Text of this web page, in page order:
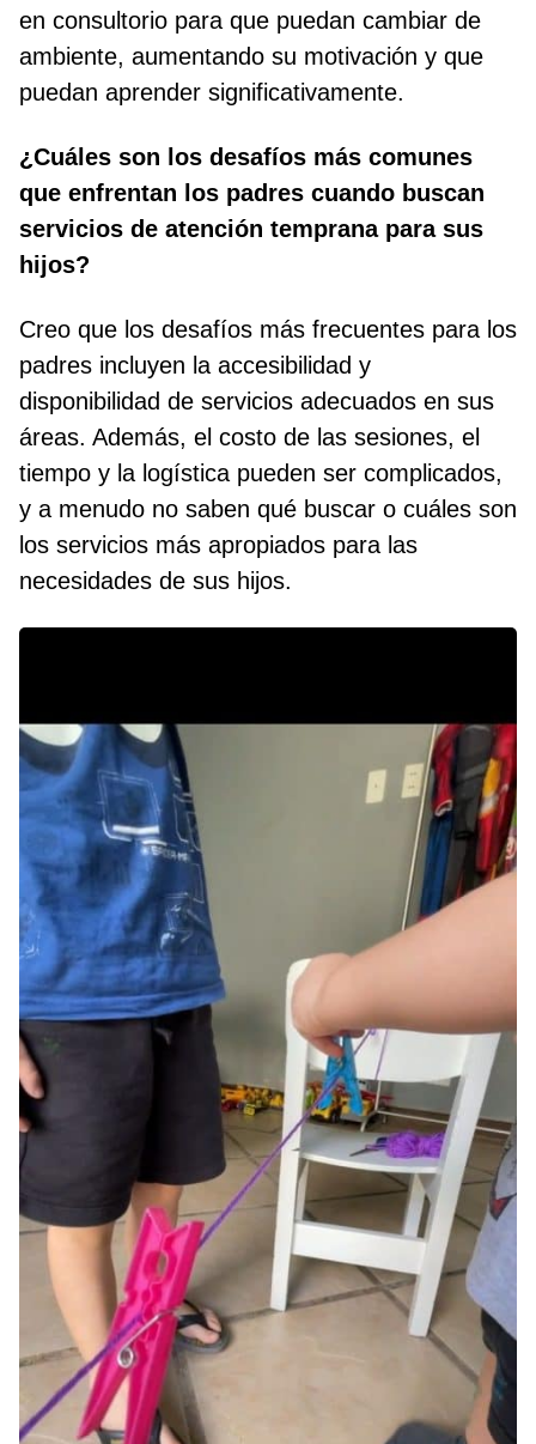
en consultorio para que puedan cambiar de
ambiente, aumentando su motivación y que
puedan aprender significativamente.
¿Cuáles son los desafíos más comunes
que enfrentan los padres cuando buscan
servicios de atención temprana para sus
hijos?
Creo que los desafíos más frecuentes para los
padres incluyen la accesibilidad y
disponibilidad de servicios adecuados en sus
áreas. Además, el costo de las sesiones, el
tiempo y la logística pueden ser complicados,
y a menudo no saben qué buscar o cuáles son
los servicios más apropiados para las
necesidades de sus hijos.